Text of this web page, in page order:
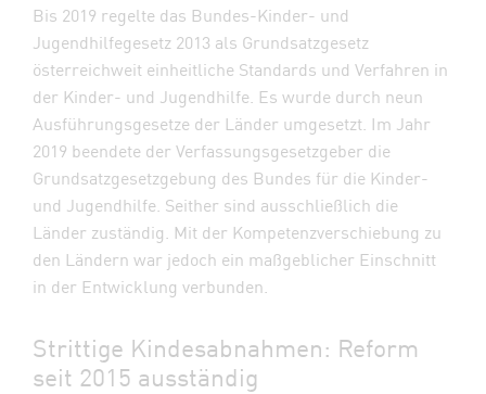
Bis 2019 regelte das Bundes-Kinder- und
Jugendhilfegesetz 2013 als Grundsatzgesetz
österreichweit einheitliche Standards und Verfahren in
der Kinder- und Jugendhilfe. Es wurde durch neun
Ausführungsgesetze der Länder umgesetzt. Im Jahr
2019 beendete der Verfassungsgesetzgeber die
Grundsatzgesetzgebung des Bundes für die Kinder-
und Jugendhilfe. Seither sind ausschließlich die
Länder zuständig. Mit der Kompetenzverschiebung zu
den Ländern war jedoch ein maßgeblicher Einschnitt
in der Entwicklung verbunden.
Strittige Kindesabnahmen: Reform
seit 2015 ausständig